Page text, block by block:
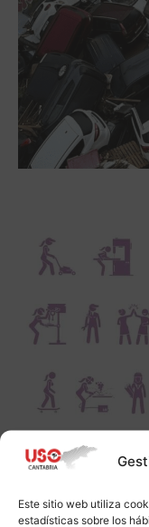
Este sitio web utiliza
estadísticas sobre los